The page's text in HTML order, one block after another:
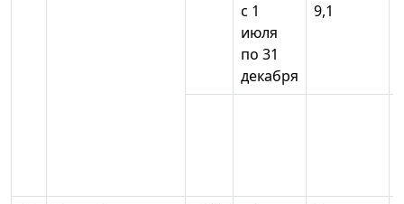
с 1
июля
по 31
декабря
9,1